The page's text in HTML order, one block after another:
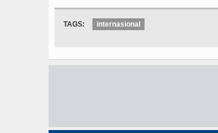
TAGS: internasional